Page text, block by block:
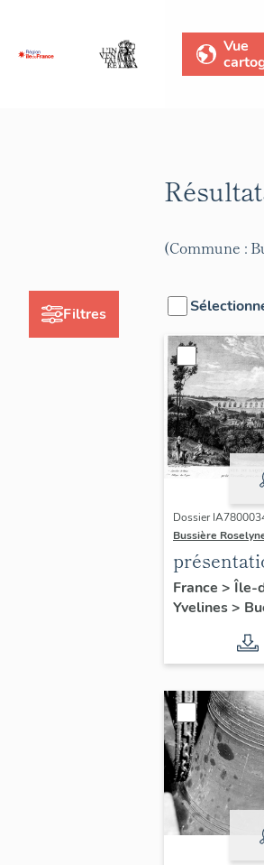
Vue
Filtres
(Commune :
Dossier
Bussière
commune
France > Île-
Yvelines>